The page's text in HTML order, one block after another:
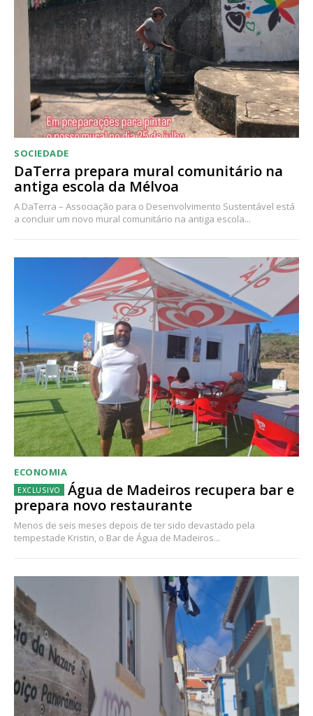
SOCIEDADE
DaTerra prepara mural comunitário na
antiga escola da Mélvoa
A DaTerra – Associação para o Desenvolvimento Sustentável está
a concluir um novo mural comunitário na antiga escola...
ECONOMIA
Água de Madeiros recupera bar e
prepara novo restaurante
Menos de seis meses depois de ter sido devastado pela
tempestade Kristin, o Bar de Água de Madeiros...